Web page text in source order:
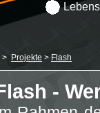
> Projekte > Flash
-